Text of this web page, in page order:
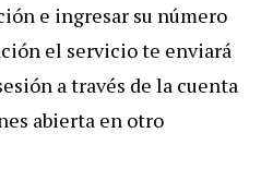
e ingresar su número
el servicio te enviará
a través de la cuenta
abierta en otro